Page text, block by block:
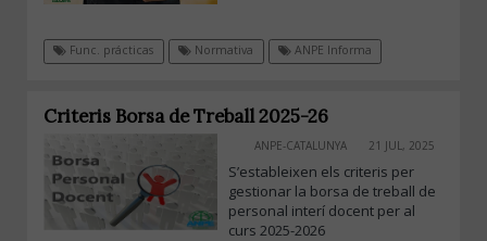
Func. prácticas Normativa ANPE Informa
Criteris Borsa de Treball 2025-26
ANPE-CATALUNYA 21 JUL, 2025
S’estableixen els criteris per
gestionar la borsa de treball de
personal interí docent per al
curs 2025-2026